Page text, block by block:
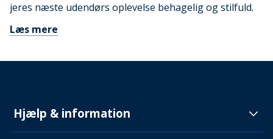
jeres næste udendørs oplevelse behagelig og stilfuld.
Læs mere
Hjælp & information